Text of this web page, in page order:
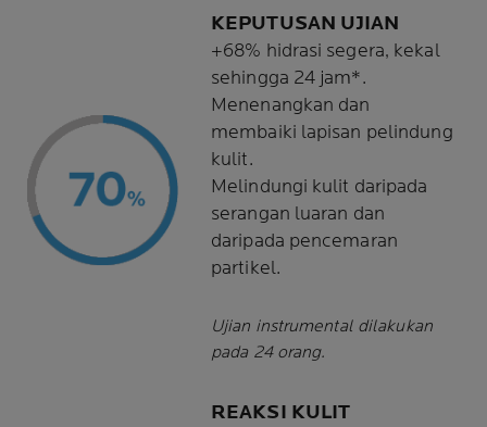
KEPUTUSAN UJIAN
+68% hidrasi segera, kekal
sehingga 24 jam*.
Menenangkan dan
membaiki lapisan pelindung
kulit.
Melindungi kulit daripada
serangan luaran dan
daripada pencemaran
partikel.
Ujian instrumental dilakukan
pada 24 orang.
REAKSI KULIT